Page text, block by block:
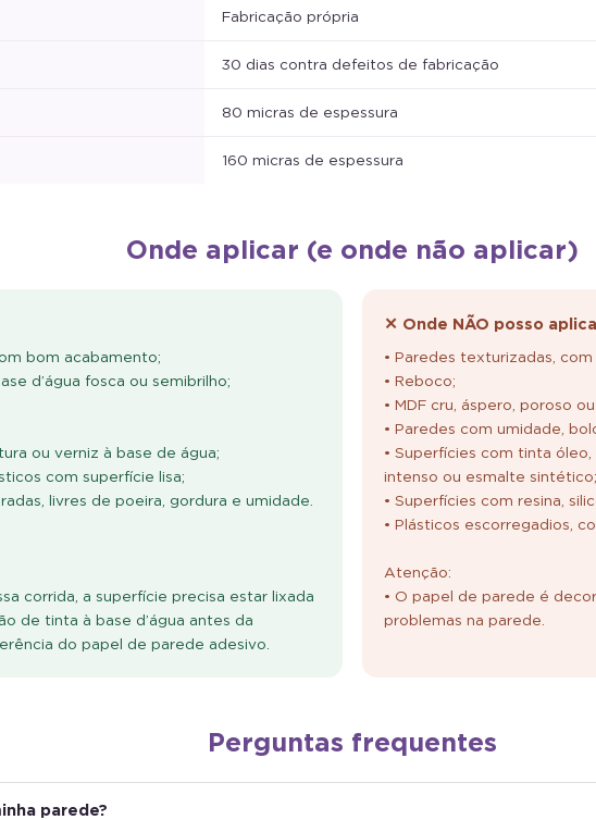
Fabricação própria
30 dias contra defeitos de fabricação
80 micras de espessura
160 micras de espessura
Onde aplicar (e onde não aplicar)
bom acabamento;
d’água fosca ou semibrilho;
ou verniz à base de água;
com superfície lisa;
livres de poeira, gordura e umidade.
corrida, a superfície precisa estar lixada
de tinta à base d’água antes da
do papel de parede adesivo.
✕ Onde NÃO posso
• Paredes texturizadas,
• Reboco;
• MDF cru, áspero, poroso
• Paredes com umidade,
• Superfícies com tinta
intenso ou esmalte sintético;
• Superfícies com resina,
• Plásticos escorregadios,
Atenção:
• O papel de parede é
problemas na parede.
Perguntas frequentes
parede?